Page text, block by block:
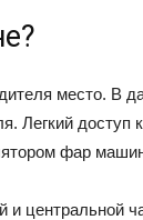
место. В
Легкий доступ
фар
и центральной